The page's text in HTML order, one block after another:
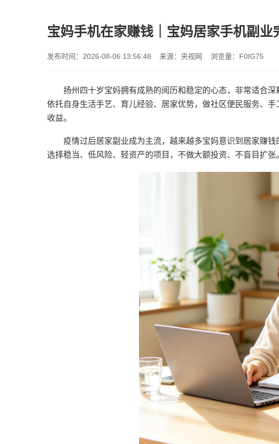
宝妈手机在家赚钱｜宝妈居家手机副业
发布时间：2026-08-06 13:56:48 来源：央视网 浏览量：F0IG75
扬州四十岁宝妈拥有成熟的阅历和稳定的心态，非常适合
依托自身生活手艺、育儿经验、居家优势，做社区便民服务、
收益。
疫情过后居家副业成为主流，越来越多宝妈意识到居家赚
选择稳当、低风险、轻资产的项目，不做大额投资、不盲目扩